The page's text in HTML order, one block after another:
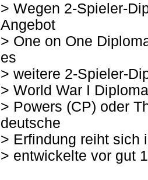
> Wegen 2-Spieler-
Angebot
> One on One
es
> weitere 2-Spieler-
> World War I
> Powers (CP) oder
deutsche
> Erfindung reiht sich
> entwickelte vor gut